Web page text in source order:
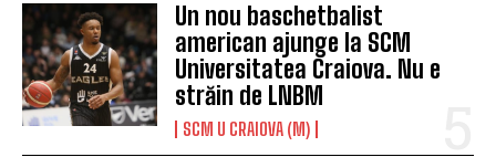
Un nou baschetbalist
american ajunge la SCM
Universitatea Craiova. Nu e
străin de LNBM
SCM U CRAIOVA (M)